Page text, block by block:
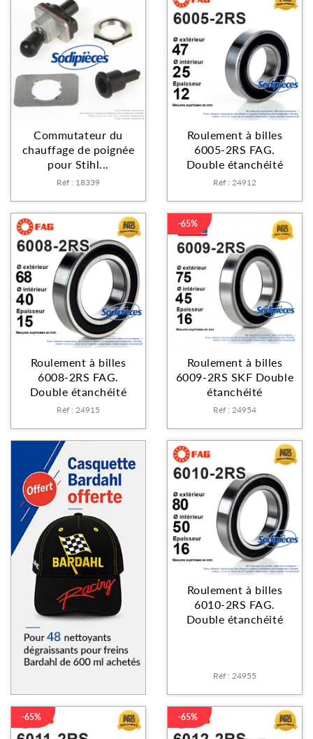
Commutateur du
chauffage de poignée
pour Stihl...
Réf : 18339
Roulement à billes
6005-2RS FAG.
Double étanchéité
Réf : 24912
Roulement à billes
6008-2RS FAG.
Double étanchéité
Réf : 24915
Roulement à billes
6009-2RS SKF Double
étanchéité
Réf : 24954
-65%
Roulement à billes
6010-2RS FAG.
Double étanchéité
Réf : 24955
-65% -65%